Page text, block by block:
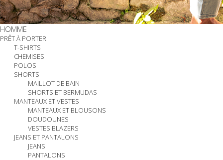
HOMME
PRÊT À PORTER
T-SHIRTS
CHEMISES
POLOS
SHORTS
MAILLOT DE BAIN
SHORTS ET BERMUDAS
MANTEAUX ET VESTES
MANTEAUX ET BLOUSONS
DOUDOUNES
VESTES BLAZERS
JEANS ET PANTALONS
JEANS
PANTALONS